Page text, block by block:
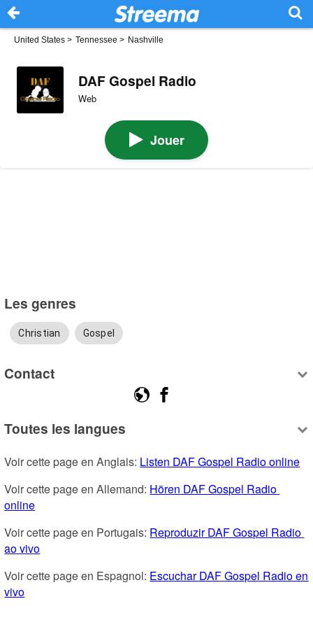
United States > Tennessee > Nashville
DAF Gospel Radio
Web
Jouer
Les genres
Christian Gospel
Contact
Toutes les langues
Voir cette page en Anglais: Listen DAF Gospel Radio online
Voir cette page en Allemand: Hören DAF Gospel Radio
online
Voir cette page en Portugais: Reproduzir DAF Gospel Radio
ao vivo
Voir cette page en Espagnol: Escuchar DAF Gospel Radio en
vivo